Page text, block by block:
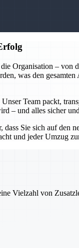
Organisation – von
was den
Team packt,
– und alles sicher
Sie sich auf den
und jeder Umzug
Vielzahl von